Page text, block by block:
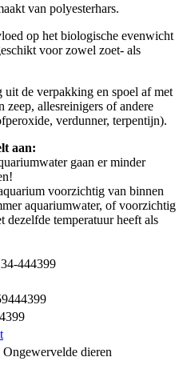
van polyesterhars.
op het biologische evenwicht
voor zowel zoet- als
de verpakking en spoel af met
allesreinigers of andere
verdunner, terpentijn).
aan:
gaan er minder
voorzichtig van binnen
aquariumwater, of voorzichtig
dezelfde temperatuur heeft als
444399
Ongewervelde dieren